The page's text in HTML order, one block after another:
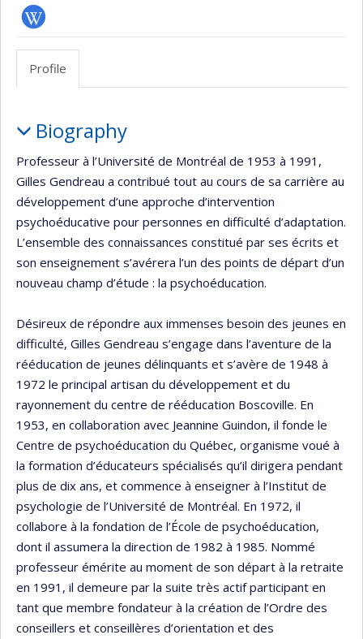
Wiki
Profile
Biography
Professeur à l’Université de Montréal de 1953 à 1991,
Gilles Gendreau a contribué tout au cours de sa carrière au
développement d’une approche d’intervention
psychoéducative pour personnes en difficulté d’adaptation.
L’ensemble des connaissances constitué par ses écrits et
son enseignement s’avérera l’un des points de départ d’un
nouveau champ d’étude : la psychoéducation.
Désireux de répondre aux immenses besoin des jeunes en
difficulté, Gilles Gendreau s’engage dans l’aventure de la
rééducation de jeunes délinquants et s’avère de 1948 à
1972 le principal artisan du développement et du
rayonnement du centre de rééducation Boscoville. En
1953, en collaboration avec Jeannine Guindon, il fonde le
Centre de psychoéducation du Québec, organisme voué à
la formation d’éducateurs spécialisés qu’il dirigera pendant
plus de dix ans, et commence à enseigner à l’Institut de
psychologie de l’Université de Montréal. En 1972, il
collabore à la fondation de l’École de psychoéducation,
dont il assumera la direction de 1982 à 1985. Nommé
professeur émérite au moment de son départ à la retraite
en 1991, il demeure par la suite très actif participant en
tant que membre fondateur à la création de l’Ordre des
conseillers et conseillères d’orientation et des